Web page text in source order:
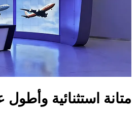
متانة استثنائية